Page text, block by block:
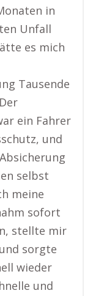
in
Unfall
es mich
Tausende
ein Fahrer
und
selbst
meine
sofort
stellte mir
sorgte
wieder
und